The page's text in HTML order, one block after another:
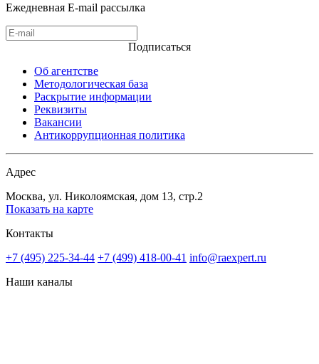
Ежедневная E-mail рассылка
Подписаться
Об агентстве
Методологическая база
Раскрытие информации
Реквизиты
Вакансии
Антикоррупционная политика
Адрес
Москва, ул. Николоямская, дом 13, стр.2
Показать на карте
Контакты
+7 (495) 225-34-44 +7 (499) 418-00-41 info@raexpert.ru
Наши каналы